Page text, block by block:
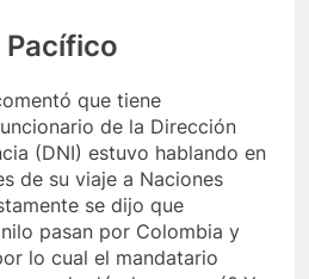
Pacífico
que tiene
de la Dirección
(DNI) estuvo hablando en
de su viaje a Naciones
se dijo que
pasan por Colombia y
lo cual el mandatario